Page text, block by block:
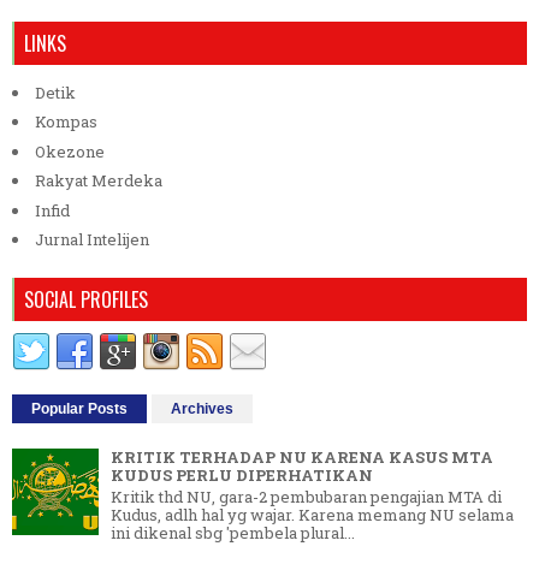
LINKS
Detik
Kompas
Okezone
Rakyat Merdeka
Infid
Jurnal Intelijen
SOCIAL PROFILES
Popular Posts Archives
KRITIK TERHADAP NU KARENA KASUS MTA
KUDUS PERLU DIPERHATIKAN
Kritik thd NU, gara-2 pembubaran pengajian MTA di
Kudus, adlh hal yg wajar. Karena memang NU selama
ini dikenal sbg 'pembela plural...